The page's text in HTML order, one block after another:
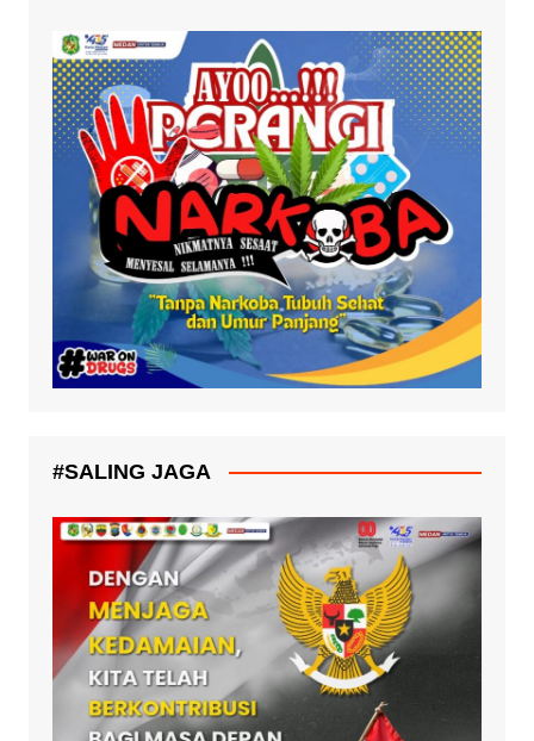
#SALING JAGA